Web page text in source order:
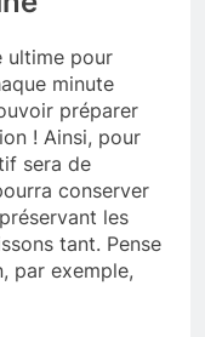
ultime pour
minute
préparer
! Ainsi, pour
sera de
conserver
les
tant. Pense
par exemple,